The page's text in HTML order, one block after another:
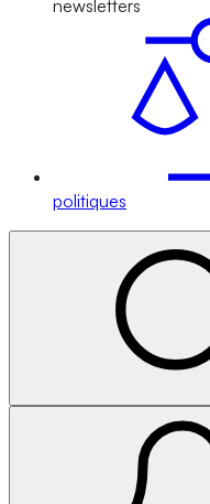
newsletters
politiques